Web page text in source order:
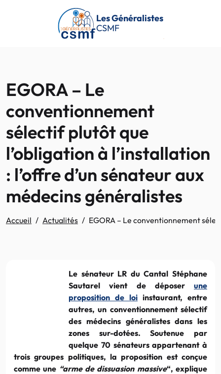
Passer au contenu principal
Les Généralistes
CSMF
EGORA – Le
conventionnement
sélectif plutôt que
l’obligation à l’installation
: l’offre d’un sénateur aux
médecins généralistes
Accueil Actualités EGORA – Le conventionnement
Le sénateur LR du Cantal Stéphane
Sautarel vient de déposer une
proposition de loi instaurant, entre
autres, un conventionnement sélectif
des médecins généralistes dans les
zones sur-dotées. Soutenue par
quelque 70 sénateurs appartenant à
trois groupes politiques, la proposition est conçue
comme une “arme de dissuasion massive“, explique